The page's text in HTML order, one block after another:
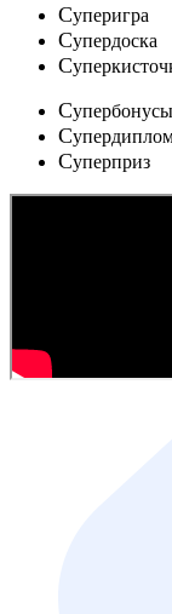
Cуперигра
Cупердоска
C
Cупербонусы
C
Cуперприз